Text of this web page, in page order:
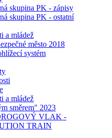
skupina PK - zápisy
skupina PK - ostatní
a mládež
město 2018
systém
a mládež
směrem" 2023
VLAK -
TRAIN